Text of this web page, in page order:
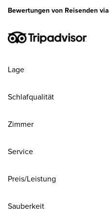
Bewertungen von Reisenden via
Lage
Schlafqualität
Zimmer
Service
Preis/Leistung
Sauberkeit